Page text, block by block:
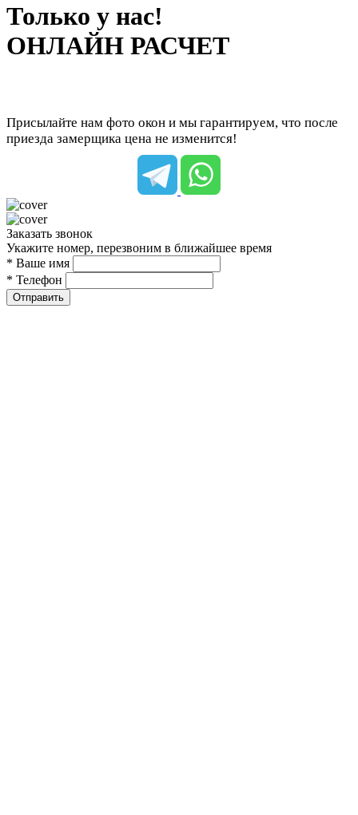
Только у нас!
ОНЛАЙН РАСЧЕТ
Присылайте нам фото окон и мы гарантируем, что после
приезда замерщика цена не изменится!
Заказать звонок
Укажите номер, перезвоним в ближайшее время
* Ваше имя
* Телефон
Отправить